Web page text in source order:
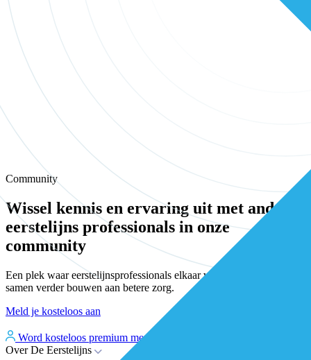
Community
Wissel kennis en ervaring uit met andere
eerstelijns professionals in onze
community
Een plek waar eerstelijnsprofessionals elkaar vinden, versterken en
samen verder bouwen aan betere zorg.
Meld je kosteloos aan
Word kosteloos premium member
Over De Eerstelijns